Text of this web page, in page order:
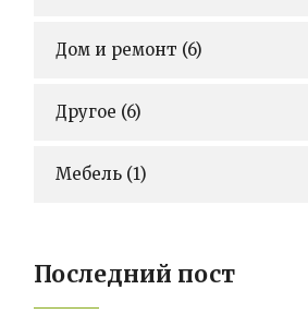
Дом и ремонт (6)
Другое (6)
Мебель (1)
Последний пост